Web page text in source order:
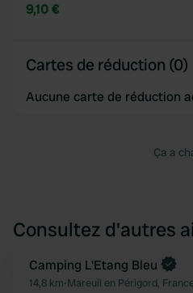
9,10 €
Cartes de réduction (0)
Aucune carte de réduction
Ça a
Consultez d'autres
Reserve maintenant
Camping L'Etang Bleu
14,8 km•Mareuil en Périgord,